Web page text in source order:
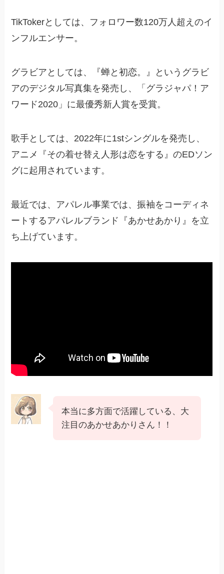
TikTokerとしては、フォロワー数120万人超えのイ
ンフルエンサー。
グラビアとしては、『蝉と初恋。』というグラビ
アのデジタル写真集を発売し、「グラジャパ！ア
ワード2020」に最優秀新人賞を受賞。
歌手としては、2022年に1stシングルを発売し、
アニメ『その着せ替え人形は恋をする』のEDソン
グに起用されています。
最近では、アパレル事業では、振袖をコーディネ
ートするアパレルブランド『あかせあかり』を立
ち上げています。
本当に多方面で活躍している、大
注目のあかせあかりさん！！